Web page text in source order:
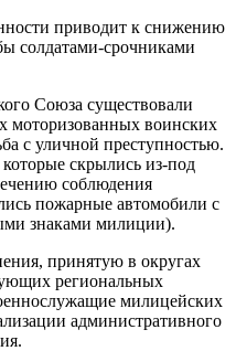
приводит к снижению
солдатами-срочниками
Союза существовали
воинских
с уличной преступностью.
скрылись из-под
соблюдения
пожарные автомобили с
знаками милиции).
принятую в округах
региональных
милицейских
административного